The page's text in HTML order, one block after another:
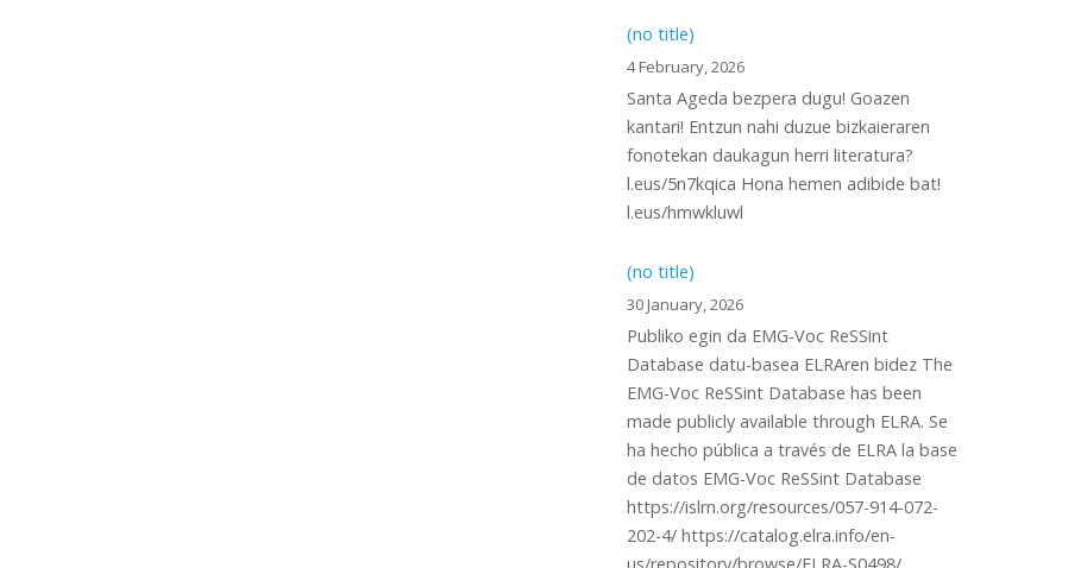
(no title)
4 February, 2026
Santa Ageda bezpera dugu! Goazen
kantari! Entzun nahi duzue bizkaieraren
fonotekan daukagun herri literatura?
l.eus/5n7kqica Hona hemen adibide bat!
l.eus/hmwkluwl
(no title)
30 January, 2026
Publiko egin da EMG-Voc ReSSint
Database datu-basea ELRAren bidez The
EMG-Voc ReSSint Database has been
made publicly available through ELRA. Se
ha hecho pública a través de ELRA la base
de datos EMG-Voc ReSSint Database
https://islrn.org/resources/057-914-072-
202-4/ https://catalog.elra.info/en-